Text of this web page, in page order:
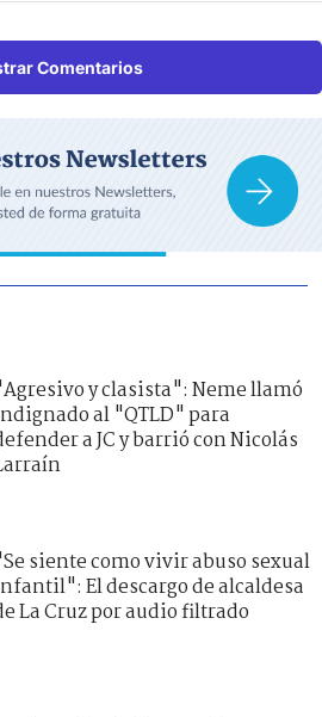
Comentarios
y clasista": Neme llamó
al "QTLD" para
a JC y barrió con Nicolás
siente como vivir abuso sexual
El descargo de alcaldesa
La Cruz por audio filtrado